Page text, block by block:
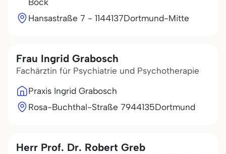
Bock
Hansastraße 7 - 1144137Dortmund-Mitte
Frau Ingrid Grabosch
Fachärztin für Psychiatrie und Psychotherapie
Praxis Ingrid Grabosch
Rosa-Buchthal-Straße 7944135Dortmund
Herr Prof. Dr. Robert Greb